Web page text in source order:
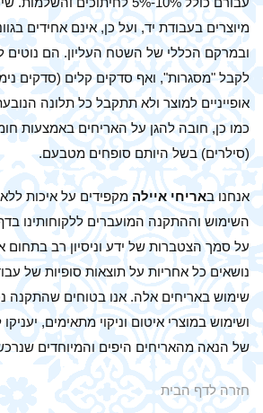
מיוצרים בעבודת יד, ועל כן, אינם אחידים
ובמרקם הכללי של השטח העליון. הם נוטים
לקבל "מסגרות", ואף סדקים קלים (סדקים
אופייניים למוצר ולא תתקבל כל תלונה
כמו כן, חובה להגן על האריחים באמצעות
(סילרים) בשל היותם סופחים מטבעם.
אנחנו באריחי איילהמקפידים על איכות
השימוש וההתקנה המועברים ללקוחותינו
על סמך הצטברות של ידע וניסיון רב בתחום
נושאים כל אחריות על תוצאות סופיות של
שימוש באריחים אלה. אנו בטוחים שהתקנה
ושימוש במוצרי איטום וניקוי מתאימים,
של הנאה מהאריחים היפים והמיוחדים
חזרה לדף הבית